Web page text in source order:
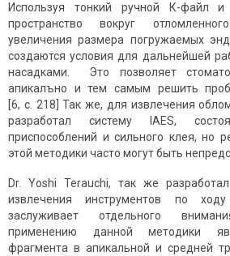
Используя тонкий ручной К-файл и
пространство вокруг
увеличения размера погружаемых
создаются условия для дальнейшей
насадками. Это позволяет
апикалъно и тем самым решить
[6, с. 218] Так же, для извлечения
разработал систему IAES,
приспособлений и сильного клея, но
этой методики часто могут быть
Dr. Yoshi Terauchi, так же
извлечения инструментов по
заслуживает отдельного
применению данной методики
фрагмента в апикальной и средней